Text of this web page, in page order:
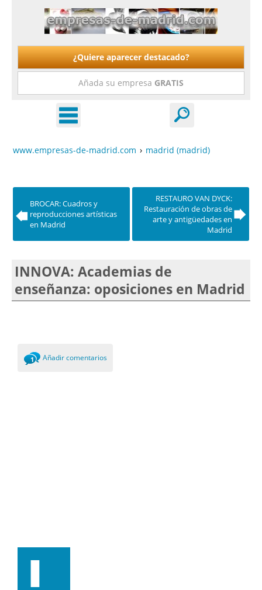
¿Quiere aparecer destacado?
Añada su empresa GRATIS
www.empresas-de-madrid.com › madrid (madrid)
BROCAR: Cuadros y
reproducciones artísticas
en Madrid
RESTAURO VAN DYCK:
Restauración de obras de
arte y antigüedades en
Madrid
INNOVA: Academias de
enseñanza: oposiciones en Madrid
1 Añadir comentarios